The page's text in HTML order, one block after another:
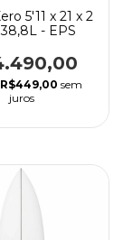
5'11 x 21 x 2
- EPS
R$449,00 sem
juros